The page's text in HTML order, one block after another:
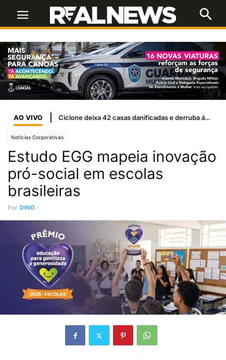
AO VIVO Naser Taher, presidente e fundador do MultiBank Group, homenageado por Sua Alteza Sheikh Nahyan bin Mubarak Al Nahyan com o Prêmio de Excelência de Ouro em FinTech, Ativos Digitais e Blockchain
Notícias Corporativas
Estudo EGG mapeia inovação
pró-social em escolas
brasileiras
Por DINO -